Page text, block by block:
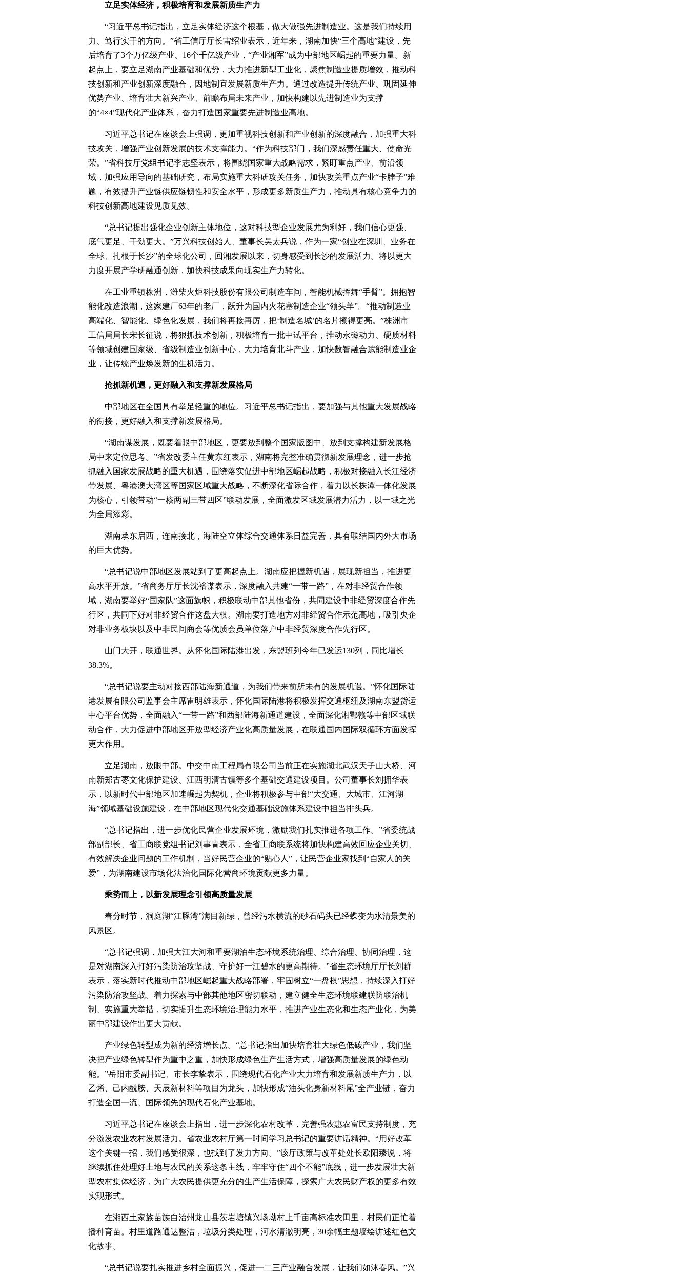
立足实体经济，积极培育和发展新质生产力
“习近平总书记指出，立足实体经济这个根基，做大做强先进制造业。这是我们持续用
力、笃行实干的方向。”省工信厅厅长雷绍业表示，近年来，湖南加快“三个高地”建设，先
后培育了3个万亿级产业、16个千亿级产业，“产业湘军”成为中部地区崛起的重要力量。新
起点上，要立足湖南产业基础和优势，大力推进新型工业化，聚焦制造业提质增效，推动科
技创新和产业创新深度融合，因地制宜发展新质生产力。通过改造提升传统产业、巩固延伸
优势产业、培育壮大新兴产业、前瞻布局未来产业，加快构建以先进制造业为支撑
的“4×4”现代化产业体系，奋力打造国家重要先进制造业高地。
习近平总书记在座谈会上强调，更加重视科技创新和产业创新的深度融合，加强重大科
技攻关，增强产业创新发展的技术支撑能力。“作为科技部门，我们深感责任重大、使命光
荣。”省科技厅党组书记李志坚表示，将围绕国家重大战略需求，紧盯重点产业、前沿领
域，加强应用导向的基础研究，布局实施重大科研攻关任务，加快攻关重点产业“卡脖子”难
题，有效提升产业链供应链韧性和安全水平，形成更多新质生产力，推动具有核心竞争力的
科技创新高地建设见质见效。
“总书记提出强化企业创新主体地位，这对科技型企业发展尤为利好，我们信心更强、
底气更足、干劲更大。”万兴科技创始人、董事长吴太兵说，作为一家“创业在深圳、业务在
全球、扎根于长沙”的全球化公司，回湘发展以来，切身感受到长沙的发展活力。将以更大
力度开展产学研融通创新，加快科技成果向现实生产力转化。
在工业重镇株洲，潍柴火炬科技股份有限公司制造车间，智能机械挥舞“手臂”。拥抱智
能化改造浪潮，这家建厂63年的老厂，跃升为国内火花塞制造企业“领头羊”。“推动制造业
高端化、智能化、绿色化发展，我们将再接再厉，把‘制造名城’的名片擦得更亮。”株洲市
工信局局长宋长征说，将狠抓技术创新，积极培育一批中试平台，推动永磁动力、硬质材料
等领域创建国家级、省级制造业创新中心，大力培育北斗产业，加快数智融合赋能制造业企
业，让传统产业焕发新的生机活力。
抢抓新机遇，更好融入和支撑新发展格局
中部地区在全国具有举足轻重的地位。习近平总书记指出，要加强与其他重大发展战略
的衔接，更好融入和支撑新发展格局。
“湖南谋发展，既要着眼中部地区，更要放到整个国家版图中、放到支撑构建新发展格
局中来定位思考。”省发改委主任黄东红表示，湖南将完整准确贯彻新发展理念，进一步抢
抓融入国家发展战略的重大机遇，围绕落实促进中部地区崛起战略，积极对接融入长江经济
带发展、粤港澳大湾区等国家区域重大战略，不断深化省际合作，着力以长株潭一体化发展
为核心，引领带动“一核两副三带四区”联动发展，全面激发区域发展潜力活力，以一域之光
为全局添彩。
湖南承东启西，连南接北，海陆空立体综合交通体系日益完善，具有联结国内外大市场
的巨大优势。
“总书记说中部地区发展站到了更高起点上。湖南应把握新机遇，展现新担当，推进更
高水平开放。”省商务厅厅长沈裕谋表示，深度融入共建“一带一路”，在对非经贸合作领
域，湖南要举好“国家队”这面旗帜，积极联动中部其他省份，共同建设中非经贸深度合作先
行区，共同下好对非经贸合作这盘大棋。湖南要打造地方对非经贸合作示范高地，吸引央企
对非业务板块以及中非民间商会等优质会员单位落户中非经贸深度合作先行区。
山门大开，联通世界。从怀化国际陆港出发，东盟班列今年已发运130列，同比增长
38.3%。
“总书记说要主动对接西部陆海新通道，为我们带来前所未有的发展机遇。”怀化国际陆
港发展有限公司监事会主席雷明雄表示，怀化国际陆港将积极发挥交通枢纽及湖南东盟货运
中心平台优势，全面融入“一带一路”和西部陆海新通道建设，全面深化湘鄂赣等中部区域联
动合作，大力促进中部地区开放型经济产业化高质量发展，在联通国内国际双循环方面发挥
更大作用。
立足湖南，放眼中部。中交中南工程局有限公司当前正在实施湖北武汉天子山大桥、河
南新郑古枣文化保护建设、江西明清古镇等多个基础交通建设项目。公司董事长刘拥华表
示，以新时代中部地区加速崛起为契机，企业将积极参与中部“大交通、大城市、江河湖
海”领域基础设施建设，在中部地区现代化交通基础设施体系建设中担当排头兵。
“总书记指出，进一步优化民营企业发展环境，激励我们扎实推进各项工作。”省委统战
部副部长、省工商联党组书记刘事青表示，全省工商联系统将加快构建高效回应企业关切、
有效解决企业问题的工作机制，当好民营企业的“贴心人”，让民营企业家找到“自家人的关
爱”，为湖南建设市场化法治化国际化营商环境贡献更多力量。
乘势而上，以新发展理念引领高质量发展
春分时节，洞庭湖“江豚湾”满目新绿，曾经污水横流的砂石码头已经蝶变为水清景美的
风景区。
“总书记强调，加强大江大河和重要湖泊生态环境系统治理、综合治理、协同治理，这
是对湖南深入打好污染防治攻坚战、守护好一江碧水的更高期待。”省生态环境厅厅长刘群
表示，落实新时代推动中部地区崛起重大战略部署，牢固树立“一盘棋”思想，持续深入打好
污染防治攻坚战。着力探索与中部其他地区密切联动，建立健全生态环境联建联防联治机
制、实施重大举措，切实提升生态环境治理能力水平，推进产业生态化和生态产业化，为美
丽中部建设作出更大贡献。
产业绿色转型成为新的经济增长点。“总书记指出加快培育壮大绿色低碳产业，我们坚
决把产业绿色转型作为重中之重，加快形成绿色生产生活方式，增强高质量发展的绿色动
能。”岳阳市委副书记、市长李挚表示，围绕现代石化产业大力培育和发展新质生产力，以
乙烯、己内酰胺、天辰新材料等项目为龙头，加快形成“油头化身新材料尾”全产业链，奋力
打造全国一流、国际领先的现代石化产业基地。
习近平总书记在座谈会上指出，进一步深化农村改革，完善强农惠农富民支持制度，充
分激发农业农村发展活力。省农业农村厅第一时间学习总书记的重要讲话精神。“用好改革
这个关键一招，我们感受很深，也找到了发力方向。”该厅政策与改革处处长欧阳臻说，将
继续抓住处理好土地与农民的关系这条主线，牢牢守住“四个不能”底线，进一步发展壮大新
型农村集体经济，为广大农民提供更充分的生产生活保障，探索广大农民财产权的更多有效
实现形式。
在湘西土家族苗族自治州龙山县茨岩塘镇兴场坳村上千亩高标准农田里，村民们正忙着
播种育苗。村里道路通达整洁，垃圾分类处理，河水清澈明亮，30余幅主题墙绘讲述红色文
化故事。
“总书记说要扎实推进乡村全面振兴，促进一二三产业融合发展，让我们如沐春风。”兴